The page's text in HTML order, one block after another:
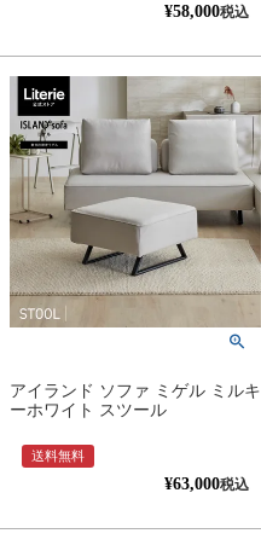
¥58,000税込
アイランド ソファ ミゲル ミルキ
ーホワイト スツール
送料無料
¥63,000税込